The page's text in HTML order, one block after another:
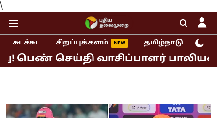
\
சுடச்சுட சிறப்புக்களம் தமிழ்நாடு
வாசிப்பாளர் பாலியல் புகார்!